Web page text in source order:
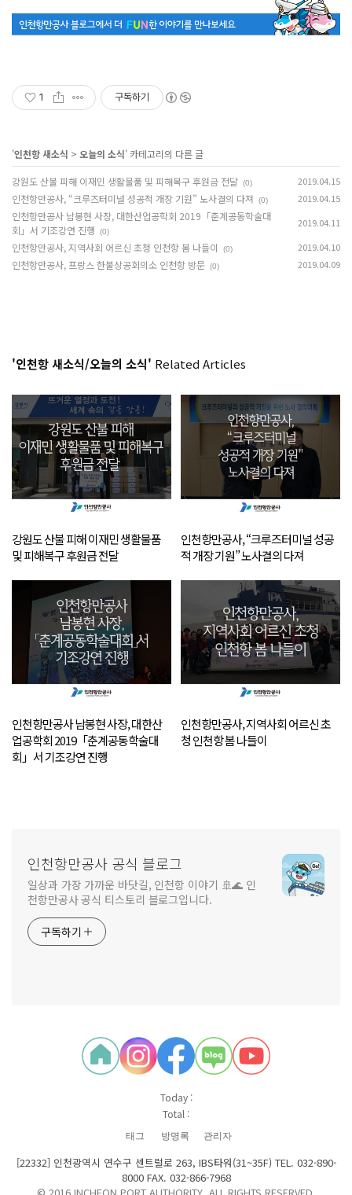
1 구독하기
'인천항 새소식 > 오늘의 소식' 카테고리의 다른 글
강원도 산불 피해 이재민 생활물품 및 피해복구 후원금 전달 (0) 2019.04.15
인천항만공사, “크루즈터미널 성공적 개장 기원” 노사결의 다져 (0) 2019.04.15
인천항만공사 남봉현 사장, 대한산업공학회 2019「춘계공동학술대
회」서 기조강연 진행
(0)
2019.04.11
인천항만공사, 지역사회 어르신 초청 인천항 봄 나들이 (0) 2019.04.10
인천항만공사, 프랑스 한불상공회의소 인천항 방문 (0) 2019.04.09
'인천항 새소식/오늘의 소식' Related Articles
강원도 산불 피해 이재민 생활물품
및 피해복구 후원금 전달
인천항만공사, “크루즈터미널 성공
적 개장 기원” 노사결의 다져
인천항만공사 남봉현 사장, 대한산
업공학회 2019「춘계공동학술대
회」서 기조강연 진행
인천항만공사, 지역사회 어르신 초
청 인천항 봄 나들이
인천항만공사 공식 블로그
일상과 가장 가까운 바닷길, 인천항 이야기 🚢🌊 인
천항만공사 공식 티스토리 블로그입니다.
구독하기
Today :
Total :
태그 방명록 관리자
[22332] 인천광역시 연수구 센트럴로 263, IBS타워(31~35F) TEL. 032-890-
8000 FAX. 032-866-7968